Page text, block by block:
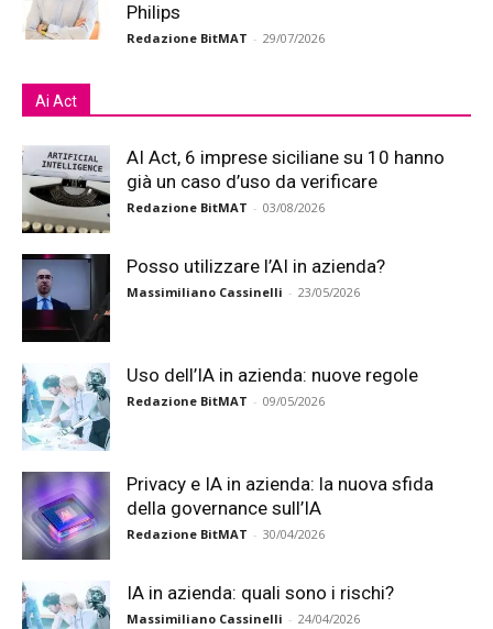
Philips
Redazione BitMAT - 29/07/2026
Ai Act
AI Act, 6 imprese siciliane su 10 hanno
già un caso d’uso da verificare
Redazione BitMAT - 03/08/2026
Posso utilizzare l’AI in azienda?
Massimiliano Cassinelli - 23/05/2026
Uso dell’IA in azienda: nuove regole
Redazione BitMAT - 09/05/2026
Privacy e IA in azienda: la nuova sfida
della governance sull’IA
Redazione BitMAT - 30/04/2026
IA in azienda: quali sono i rischi?
Massimiliano Cassinelli - 24/04/2026